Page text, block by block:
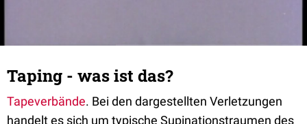
Taping - was ist das?
Tapeverbände. Bei den dargestellten Verletzungen
handelt es sich um typische Supinationstraumen des